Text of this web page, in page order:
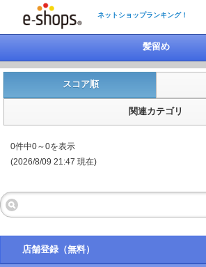
ネットショップランキング！
髪留め
スコア順
関連カテゴリ
0件中0～0を表示
(2026/8/09 21:47 現在)
店舗登録（無料）